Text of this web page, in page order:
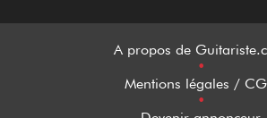
A propos de
•
Mentions légales /
•